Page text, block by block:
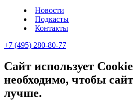
Новости
Подкасты
Контакты
+7 (495) 280-80-77
Сайт использует
необходимо, чтобы
лучше.